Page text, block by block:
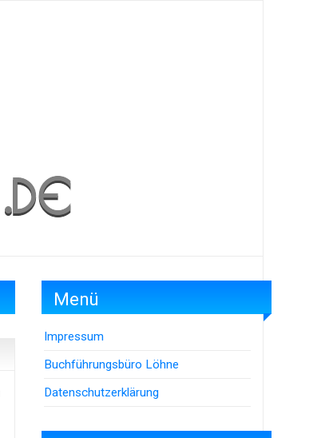
Menü
Impressum
Buchführungsbüro Löhne
Datenschutzerklärung